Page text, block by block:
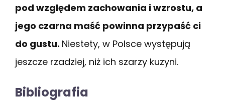
pod względem zachowania i wzrostu, a
jego czarna maść powinna przypaść ci
do gustu. Niestety, w Polsce występują
jeszcze rzadziej, niż ich szarzy kuzyni.
Bibliografia